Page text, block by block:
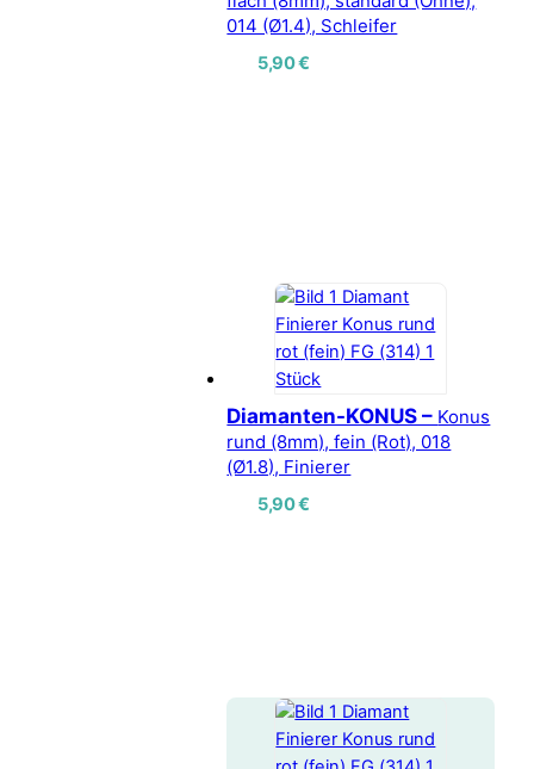
014 (Ø1.4), Schleifer
5,90€
Diamanten-KONUS – Konus
rund (8mm), fein (Rot), 018
(Ø1.8), Finierer
5,90€